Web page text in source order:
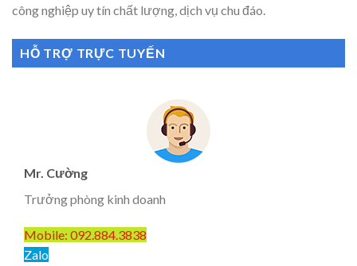
công nghiệp uy tín chất lượng, dịch vụ chu đáo.
HỖ TRỢ TRỰC TUYẾN
Mr. Cường
Trưởng phòng kinh doanh
Mobile: 092.884.3838
Zalo